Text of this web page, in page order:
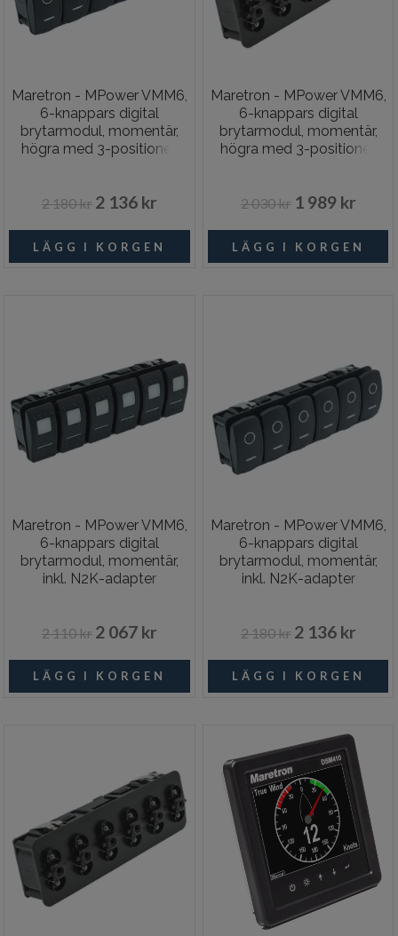
Maretron - MPower VMM6,
6-knappars digital
brytarmodul, momentär,
högra med 3-positioner,
2 180 kr 2 136 kr
Maretron - MPower VMM6,
6-knappars digital
brytarmodul, momentär,
högra med 3-positioner,
2 030 kr 1 989 kr
Maretron - MPower VMM6,
6-knappars digital
brytarmodul, momentär,
inkl. N2K-adapter
2 110 kr 2 067 kr
Maretron - MPower VMM6,
6-knappars digital
brytarmodul, momentär,
inkl. N2K-adapter
2 180 kr 2 136 kr